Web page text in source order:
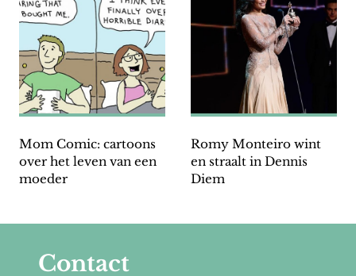
Mom Comic: cartoons
over het leven van een
moeder
Romy Monteiro wint
en straalt in Dennis
Diem
Contact